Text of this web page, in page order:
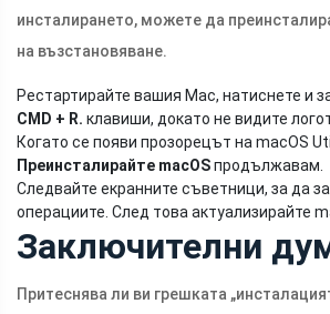
инсталирането, можете да
на възстановяване.
Рестартирайте вашия Mac, натиснете и
CMD + R. клавиши, докато не видите
Когато се появи прозорецът на macOS
Преинсталирайте macOSпродължавам.
Следвайте екранните съветници, за да
операциите. След това актуализирайте
Заключителни
Притеснява ли ви грешката